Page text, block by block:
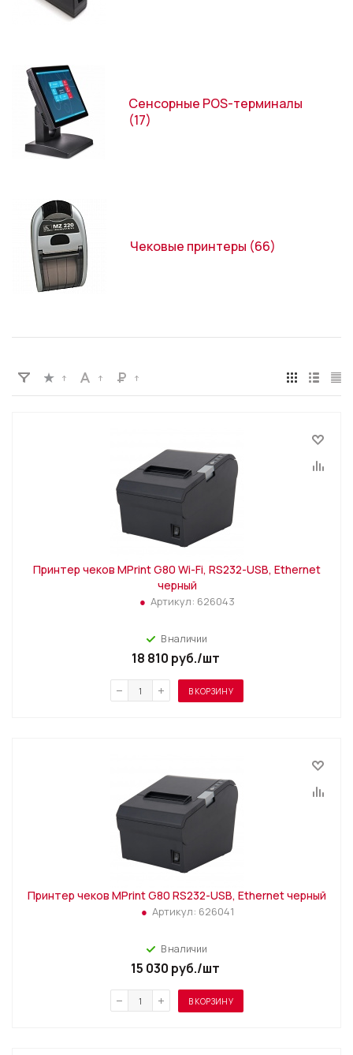
Сенсорные POS-терминалы
(17)
Чековые принтеры (66)
Принтер чеков MPrint G80 Wi-Fi, RS232-USB, Ethernet
черный
Артикул: 626043
В наличии
18 810 руб./шт
В КОРЗИНУ
Принтер чеков MPrint G80 RS232-USB, Ethernet черный
Артикул: 626041
В наличии
15 030 руб./шт
В КОРЗИНУ